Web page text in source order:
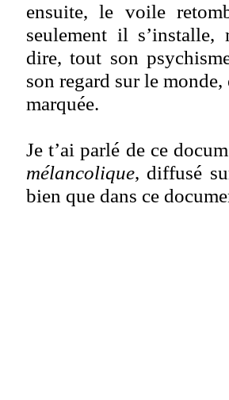
ensuite, le voile
seulement il
dire, tout son
son regard sur le
marquée.
Je t’ai parlé de ce
mélancolique, diffusé
bien que dans ce